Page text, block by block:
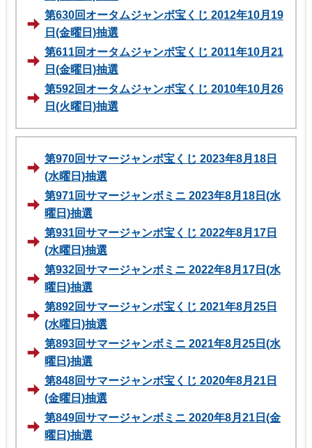
第630回オータムジャンボ宝くじ 2012年10月19
日(金曜日)抽選
第611回オータムジャンボ宝くじ 2011年10月21
日(金曜日)抽選
第592回オータムジャンボ宝くじ 2010年10月26
日(火曜日)抽選
第970回サマージャンボ宝くじ 2023年8月18日
(水曜日)抽選
第971回サマージャンボミニ 2023年8月18日(水
曜日)抽選
第931回サマージャンボ宝くじ 2022年8月17日
(水曜日)抽選
第932回サマージャンボミニ 2022年8月17日(水
曜日)抽選
第892回サマージャンボ宝くじ 2021年8月25日
(水曜日)抽選
第893回サマージャンボミニ 2021年8月25日(水
曜日)抽選
第848回サマージャンボ宝くじ 2020年8月21日
(金曜日)抽選
第849回サマージャンボミニ 2020年8月21日(金
曜日)抽選